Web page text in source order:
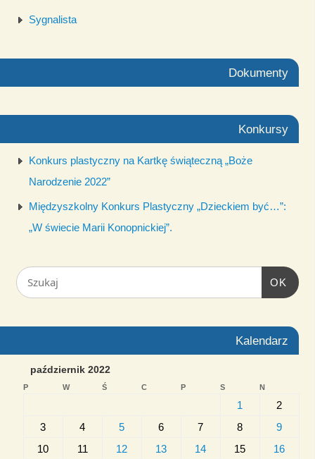
Sygnalista
Dokumenty
Konkursy
Konkurs plastyczny na Kartkę świąteczną „Boże
Narodzenie 2022”
Międzyszkolny Konkurs Plastyczny „Dzieckiem być…”:
„W świecie Marii Konopnickiej”.
OK
Kalendarz
październik 2022
P W Ś C P S N
1
2
3
4 5 6 7 8
9
10
11 12 13 14 15
16